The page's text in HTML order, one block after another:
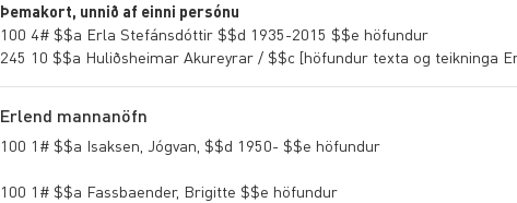
Þemakort, unnið af einni persónu
100 4# $$a Erla Stefánsdóttir $$d 1935-2015 $$e höfundur
245 10 $$a Huliðsheimar Akureyrar / $$c [höfundur texta og teikninga
Erlend mannanöfn
100 1# $$a Isaksen, Jógvan, $$d 1950- $$e höfundur
100 1# $$a Fassbaender, Brigitte $$e höfundur